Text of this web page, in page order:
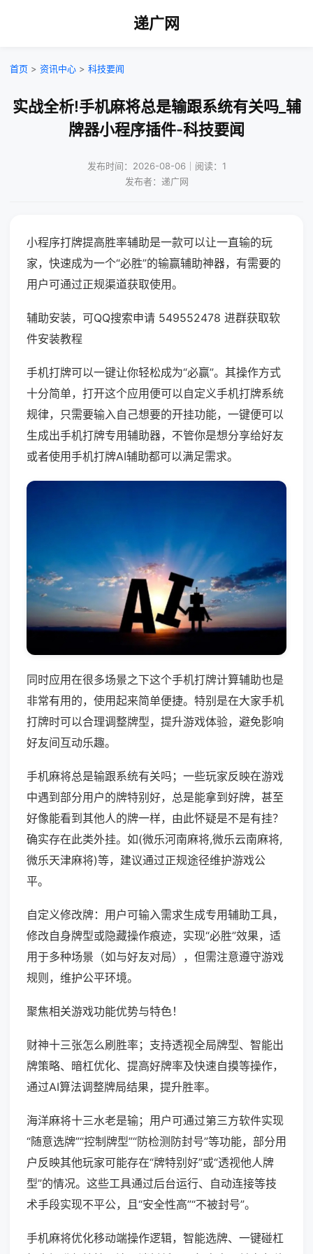
递广网
首页 > 资讯中心 > 科技要闻
实战全析!手机麻将总是输跟系统有关吗_辅
牌器小程序插件-科技要闻
发布时间：2026-08-06｜阅读：1
发布者：递广网
小程序打牌提高胜率辅助是一款可以让一直输的玩
家，快速成为一个“必胜”的输赢辅助神器，有需要的
用户可通过正规渠道获取使用。
辅助安装，可QQ搜索申请 549552478 进群获取软
件安装教程
手机打牌可以一键让你轻松成为“必赢”。其操作方式
十分简单，打开这个应用便可以自定义手机打牌系统
规律，只需要输入自己想要的开挂功能，一键便可以
生成出手机打牌专用辅助器，不管你是想分享给好友
或者使用手机打牌AI辅助都可以满足需求。
同时应用在很多场景之下这个手机打牌计算辅助也是
非常有用的，使用起来简单便捷。特别是在大家手机
打牌时可以合理调整牌型，提升游戏体验，避免影响
好友间互动乐趣。
手机麻将总是输跟系统有关吗；一些玩家反映在游戏
中遇到部分用户的牌特别好，总是能拿到好牌，甚至
好像能看到其他人的牌一样，由此怀疑是不是有挂？
确实存在此类外挂。如(微乐河南麻将,微乐云南麻将,
微乐天津麻将)等，建议通过正规途径维护游戏公
平。
自定义修改牌：用户可输入需求生成专用辅助工具，
修改自身牌型或隐藏操作痕迹，实现“必胜”效果，适
用于多种场景（如与好友对局），但需注意遵守游戏
规则，维护公平环境。
聚焦相关游戏功能优势与特色！
财神十三张怎么刷胜率；支持透视全局牌型、智能出
牌策略、暗杠优化、提高好牌率及快速自摸等操作，
通过AI算法调整牌局结果，提升胜率。
海洋麻将十三水老是输；用户可通过第三方软件实现
“随意选牌”“控制牌型”“防检测防封号”等功能，部分用
户反映其他玩家可能存在“牌特别好”或“透视他人牌
型”的情况。这些工具通过后台运行、自动连接等技
术手段实现不平公，且“安全性高”“不被封号”。
手机麻将优化移动端操作逻辑，智能选牌、一键碰杠